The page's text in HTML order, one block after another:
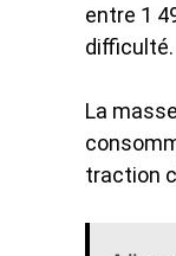
entre 1
difficulté.
La
traction